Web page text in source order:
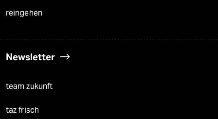
reingehen
Newsletter
team zukunft
taz frisch